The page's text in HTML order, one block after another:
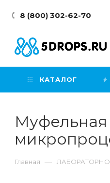
8 (800) 302-62-70
КАТАЛОГ
Муфельная
Главная —